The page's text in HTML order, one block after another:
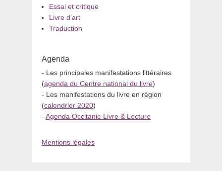
Essai et critique
Livre d’art
Traduction
Agenda
- Les principales manifestations littéraires
(agenda du Centre national du livre)
- Les manifestations du livre en région
(calendrier 2020)
- Agenda Occitanie Livre & Lecture
Mentions légales